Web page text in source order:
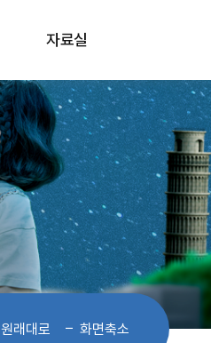
자료실
원래대로 화면축소